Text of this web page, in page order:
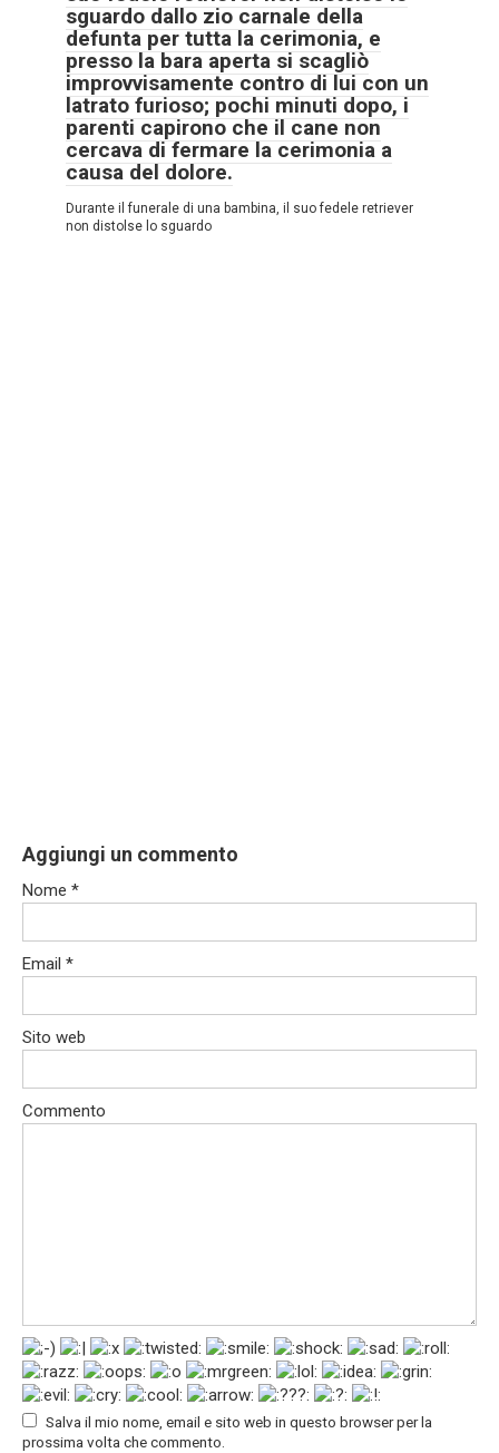
sguardo dallo zio carnale della
defunta per tutta la cerimonia, e
presso la bara aperta si scagliò
improvvisamente contro di lui con un
latrato furioso; pochi minuti dopo, i
parenti capirono che il cane non
cercava di fermare la cerimonia a
causa del dolore.
Durante il funerale di una bambina, il suo fedele retriever
non distolse lo sguardo
Aggiungi un commento
Nome *
Email *
Sito web
Commento
Salva il mio nome, email e sito web in questo browser per la
prossima volta che commento.